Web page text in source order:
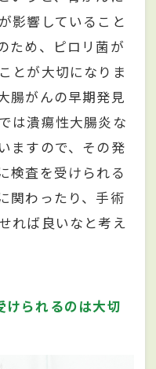
影響していること
ため、ピロリ菌が
とが大切になりま
腸がんの早期発見
は潰瘍性大腸炎な
ますので、その発
検査を受けられる
関わったり、手術
れば良いなと考え
けられるのは大切